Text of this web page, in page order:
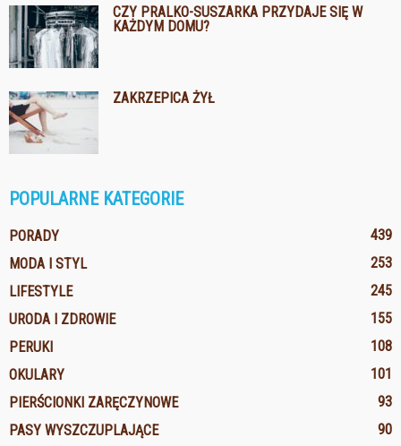
CZY PRALKO-SUSZARKA PRZYDAJE SIĘ W
KAŻDYM DOMU?
ZAKRZEPICA ŻYŁ
POPULARNE KATEGORIE
PORADY
439
MODA I STYL
253
LIFESTYLE
245
URODA I ZDROWIE
155
PERUKI
108
OKULARY
101
PIERŚCIONKI ZARĘCZYNOWE
93
PASY WYSZCZUPLAJĄCE
90